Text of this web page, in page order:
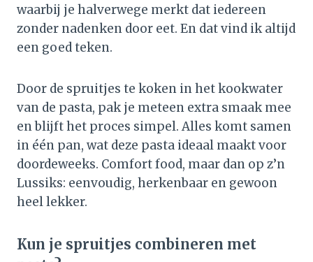
waarbij je halverwege merkt dat iedereen
zonder nadenken door eet. En dat vind ik altijd
een goed teken.
Door de spruitjes te koken in het kookwater
van de pasta, pak je meteen extra smaak mee
en blijft het proces simpel. Alles komt samen
in één pan, wat deze pasta ideaal maakt voor
doordeweeks. Comfort food, maar dan op z’n
Lussiks: eenvoudig, herkenbaar en gewoon
heel lekker.
Kun je spruitjes combineren met